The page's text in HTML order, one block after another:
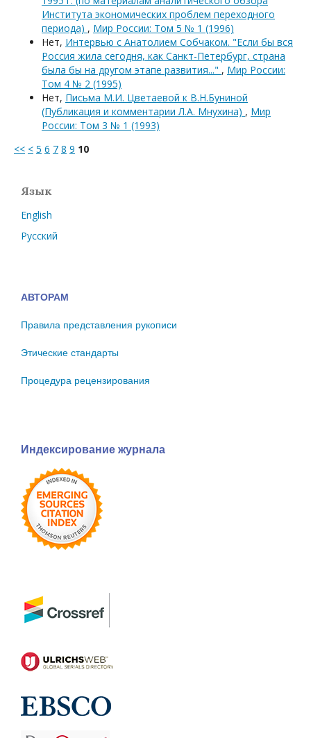
Института экономических проблем переходного
периода) , Мир России: Том 5 № 1 (1996)
Нет, Интервью с Анатолием Собчаком. "Если бы вся
Россия жила сегодня, как Санкт-Петербург, страна
была бы на другом этапе развития..." , Мир России:
Том 4 № 2 (1995)
Нет, Письма М.И. Цветаевой к В.Н.Буниной
(Публикация и комментарии Л.А. Мнухина) , Мир
России: Том 3 № 1 (1993)
<< < 5 6 7 8 9 10
Язык
English
Русский
АВТОРАМ
Правила представления рукописи
Этические стандарты
Процедура рецензирования
Индексирование журнала